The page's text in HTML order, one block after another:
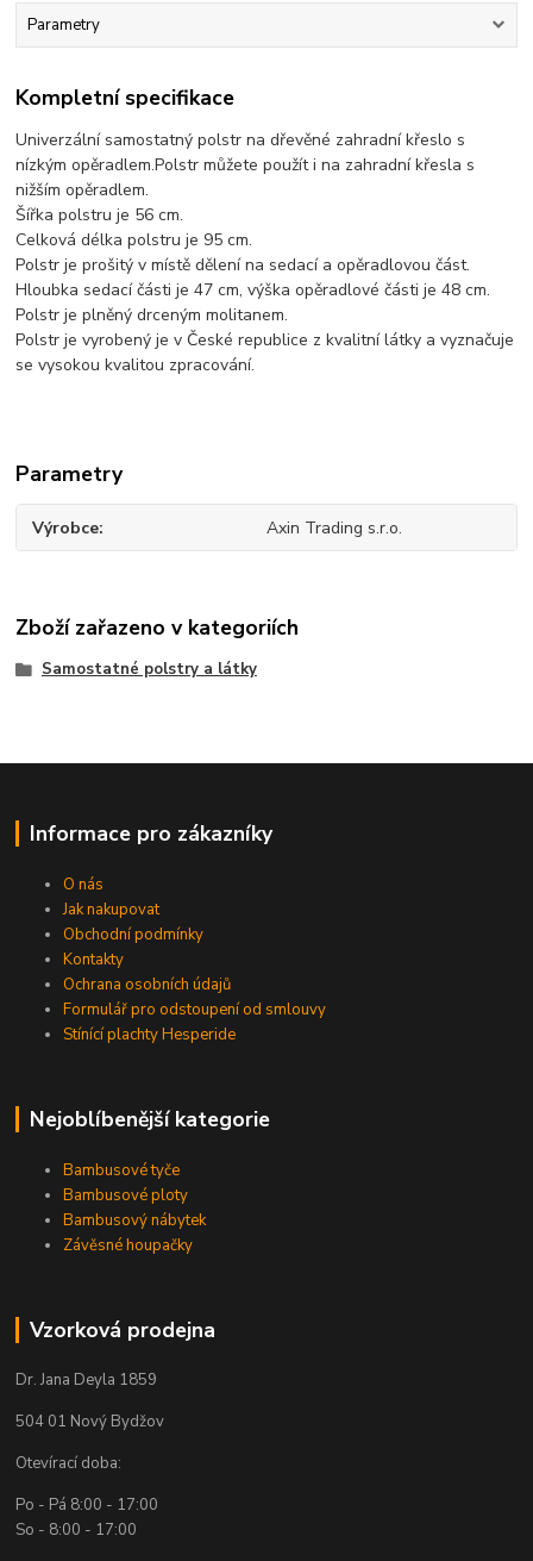
Parametry
Kompletní specifikace
Univerzální samostatný polstr na dřevěné zahradní křeslo s
nízkým opěradlem.Polstr můžete použít i na zahradní křesla s
nižším opěradlem.
Šířka polstru je 56 cm.
Celková délka polstru je 95 cm.
Polstr je prošitý v místě dělení na sedací a opěradlovou část.
Hloubka sedací části je 47 cm, výška opěradlové části je 48 cm.
Polstr je plněný drceným molitanem.
Polstr je vyrobený je v České republice z kvalitní látky a vyznačuje
se vysokou kvalitou zpracování.
Parametry
Výrobce Axin Trading s.r.o.
Zboží zařazeno v kategoriích
Samostatné polstry a látky
Informace pro zákazníky
O nás
Jak nakupovat
Obchodní podmínky
Kontakty
Ochrana osobních údajů
Formulář pro odstoupení od smlouvy
Stínící plachty Hesperide
Nejoblíbenější kategorie
Bambusové tyče
Bambusové ploty
Bambusový nábytek
Závěsné houpačky
Vzorková prodejna
Dr. Jana Deyla 1859
504 01 Nový Bydžov
Otevírací doba:
Po - Pá 8:00 - 17:00
So - 8:00 - 17:00